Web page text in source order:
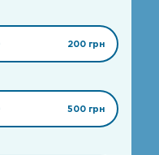
200 грн
500 грн